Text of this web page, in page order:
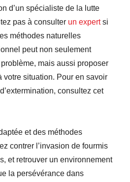
d’un spécialiste de la lutte
pas à consulter un expertsi
méthodes naturelles
peut non seulement
mais aussi proposer
votre situation. Pour en savoir
consultez cet
et des méthodes
contrer l’invasion de fourmis
et retrouver un environnement
la persévérance dans